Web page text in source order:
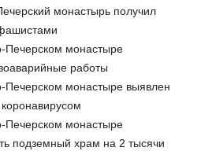
монастырь получил
Печерском монастыре
работы
Печерском монастыре выявлен
Печерском монастыре
подземный храм на 2 тысячи